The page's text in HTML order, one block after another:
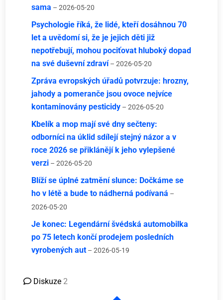
sama – 2026-05-20
Psychologie říká, že lidé, kteří dosáhnou 70
let a uvědomí si, že je jejich děti již
nepotřebují, mohou pociťovat hluboký dopad
na své duševní zdraví – 2026-05-20
Zpráva evropských úřadů potvrzuje: hrozny,
jahody a pomeranče jsou ovoce nejvíce
kontaminovány pesticidy – 2026-05-20
Kbelík a mop mají své dny sečteny:
odborníci na úklid sdílejí stejný názor a v
roce 2026 se přiklánějí k jeho vylepšené
verzi – 2026-05-20
Blíží se úplné zatmění slunce: Dočkáme se
ho v létě a bude to nádherná podívaná –
2026-05-20
Je konec: Legendární švédská automobilka
po 75 letech končí prodejem posledních
vyrobených aut – 2026-05-19
Diskuze2